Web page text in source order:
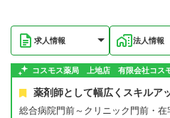
求人情報 法人情報
コスモス薬局 上地店 有限会社コス
薬剤師として幅広くスキルア
総合病院門前～クリニック門前・